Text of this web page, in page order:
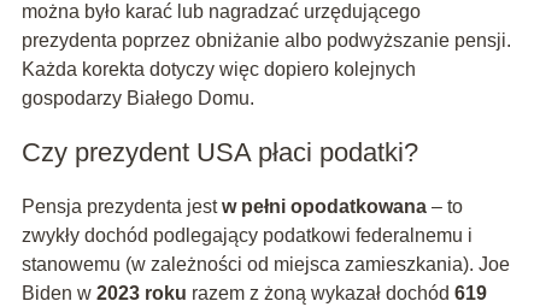
można było karać lub nagradzać urzędującego
prezydenta poprzez obniżanie albo podwyższanie pensji.
Każda korekta dotyczy więc dopiero kolejnych
gospodarzy Białego Domu.
Czy prezydent USA płaci podatki?
Pensja prezydenta jestw pełni opodatkowana– to
zwykły dochód podlegający podatkowi federalnemu i
stanowemu (w zależności od miejsca zamieszkania). Joe
Biden w 2023 roku razem z żoną wykazał dochód 619